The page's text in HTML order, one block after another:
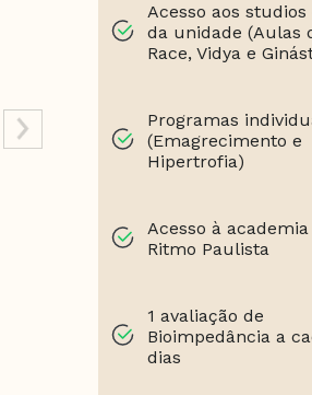
Acesso aos
da unidade (Aulas
Race, Vidya e
Programas
(Emagrecimento e
Hipertrofia)
Acesso à academia
Ritmo Paulista
1 avaliação de
Bioimpedância a
dias